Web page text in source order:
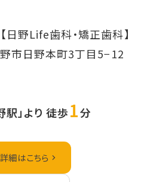
日野Life歯科・矯正歯科】
市日野本町3丁目5−12
」より 徒歩1分
細はこちら